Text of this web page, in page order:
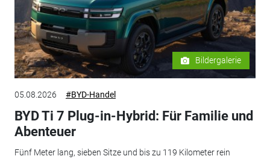
Bildergalerie
05.08.2026 #BYD-Handel
BYD Ti 7 Plug-in-Hybrid: Für Familie und
Abenteuer
Fünf Meter lang, sieben Sitze und bis zu 119 Kilometer rein